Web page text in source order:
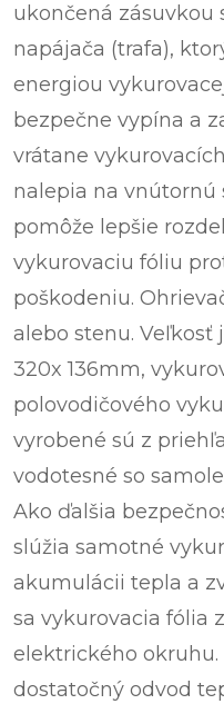
ukončená zásuvkou
napájača (trafa),
energiou
bezpečne vypína a
vrátane
nalepia na vnútornú
pomôže lepšie
vykurovaciu fóliu
poškodeniu.
alebo stenu. Veľkosť
320x 136mm,
polovodičového
vyrobené sú z
vodotesné so
Ako ďalšia
slúžia samotné
akumulácii tepla a
sa vykurovacia fólia
elektrického
dostatočný odvod